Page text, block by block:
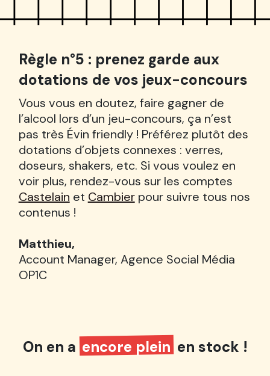
Règle n°5 : prenez garde aux
dotations de vos jeux-concours
Vous vous en doutez, faire gagner de
l’alcool lors d’un jeu-concours, ça n’est
pas très Évin friendly ! Préférez plutôt des
dotations d’objets connexes : verres,
doseurs, shakers, etc. Si vous voulez en
voir plus, rendez-vous sur les comptes
Castelain et Cambierpour suivre tous nos
contenus !
Matthieu,
Account Manager, Agence Social Média
OP1C
On en aencore pleinen stock !